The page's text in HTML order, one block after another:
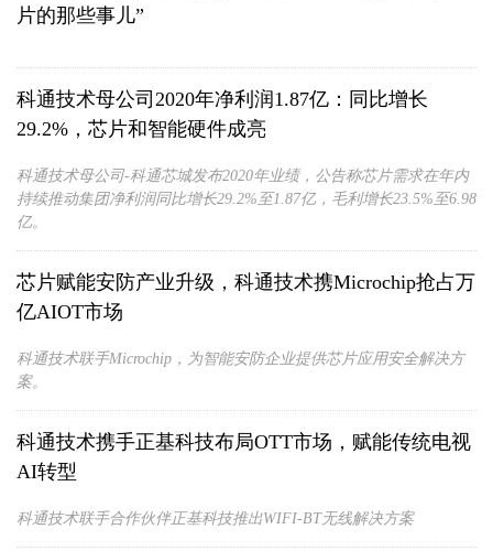
片的那些事儿”
科通技术母公司2020年净利润1.87亿：同比增长
29.2%，芯片和智能硬件成亮
科通技术母公司-科通芯城发布2020年业绩，公告称芯片需求在年内
持续推动集团净利润同比增长29.2%至1.87亿，毛利增长23.5%至6.98
亿。
芯片赋能安防产业升级，科通技术携Microchip抢占万
亿AIOT市场
科通技术联手Microchip，为智能安防企业提供芯片应用安全解决方
案。
科通技术携手正基科技布局OTT市场，赋能传统电视
AI转型
科通技术联手合作伙伴正基科技推出WIFI-BT无线解决方案